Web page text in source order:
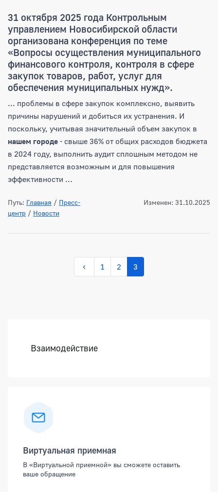
31 октября 2025 года Контрольным
управлением Новосибирской области
организована конференция по теме
«Вопросы осуществления муниципального
финансового контроля, контроля в сфере
закупок товаров, работ, услуг для
обеспечения муниципальных нужд».
... проблемы в сфере закупок комплексно, выявить
причины нарушений и добиться их устранения. И
поскольку, учитывая значительный объем закупок в
нашем городе - свыше 36% от общих расходов бюджета
в 2024 году, выполнить аудит сплошным методом не
представляется возможным и для повышения
эффективности ...
Путь: Главная / Пресс-
центр / Новости
Изменен: 31.10.2025
1 2 3
Взаимодействие
Виртуальная приемная
В «Виртуальной приемной» вы сможете оставить
ваше обращение